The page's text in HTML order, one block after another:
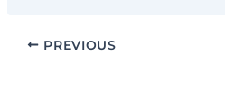
PREVIOUS